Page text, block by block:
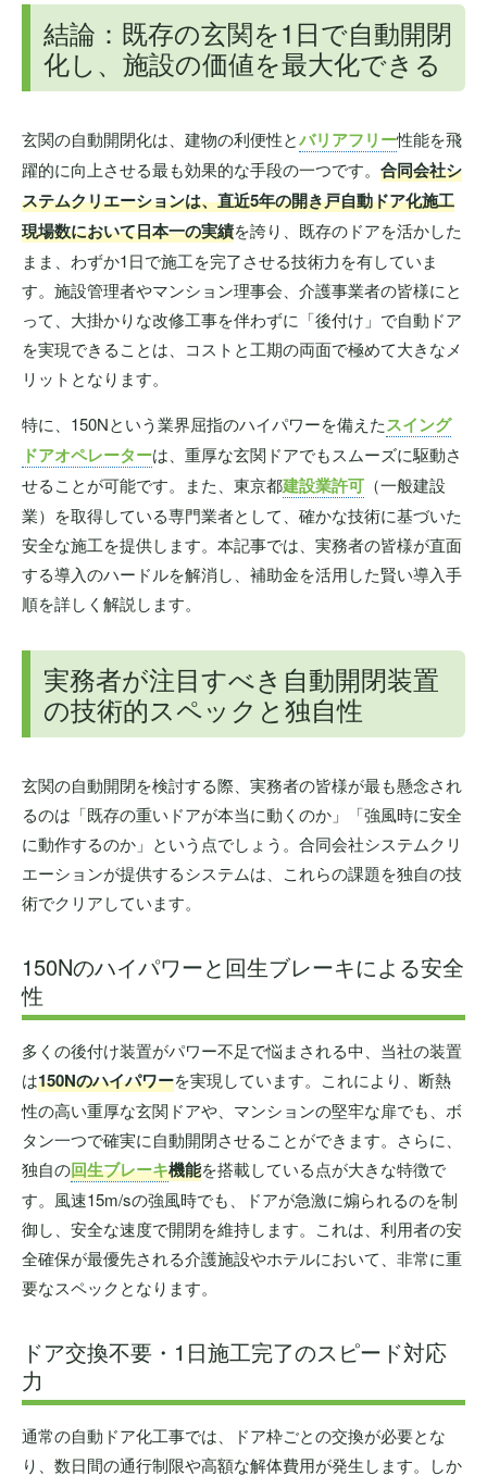
結論：既存の玄関を1日で自動開閉
化し、施設の価値を最大化できる
玄関の自動開閉化は、建物の利便性とバリアフリー性能を飛
躍的に向上させる最も効果的な手段の一つです。 合同会社シ
ステムクリエーションは、直近5年の開き戸自動ドア化施工
現場数において日本一の実績を誇り、既存のドアを活かした
まま、わずか1日で施工を完了させる技術力を有していま
す。施設管理者やマンション理事会、介護事業者の皆様にと
って、大掛かりな改修工事を伴わずに「後付け」で自動ドア
を実現できることは、コストと工期の両面で極めて大きなメ
リットとなります。
特に、150Nという業界屈指のハイパワーを備えたスイング
ドアオペレーターは、重厚な玄関ドアでもスムーズに駆動さ
せることが可能です。また、東京都建設業許可 （一般建設
業）を取得している専門業者として、確かな技術に基づいた
安全な施工を提供します。本記事では、実務者の皆様が直面
する導入のハードルを解消し、補助金を活用した賢い導入手
順を詳しく解説します。
実務者が注目すべき自動開閉装置
の技術的スペックと独自性
玄関の自動開閉を検討する際、実務者の皆様が最も懸念され
るのは「既存の重いドアが本当に動くのか」「強風時に安全
に動作するのか」という点でしょう。合同会社システムクリ
エーションが提供するシステムは、これらの課題を独自の技
術でクリアしています。
150Nのハイパワーと回生ブレーキによる安全
性
多くの後付け装置がパワー不足で悩まされる中、当社の装置
は150Nのハイパワーを実現しています。これにより、断熱
性の高い重厚な玄関ドアや、マンションの堅牢な扉でも、ボ
タン一つで確実に自動開閉させることができます。さらに、
独自の回生ブレーキ機能を搭載している点が大きな特徴で
す。風速15m/sの強風時でも、ドアが急激に煽られるのを制
御し、安全な速度で開閉を維持します。これは、利用者の安
全確保が最優先される介護施設やホテルにおいて、非常に重
要なスペックとなります。
ドア交換不要・1日施工完了のスピード対応
力
通常の自動ドア化工事では、ドア枠ごとの交換が必要とな
り、数日間の通行制限や高額な解体費用が発生します。しか